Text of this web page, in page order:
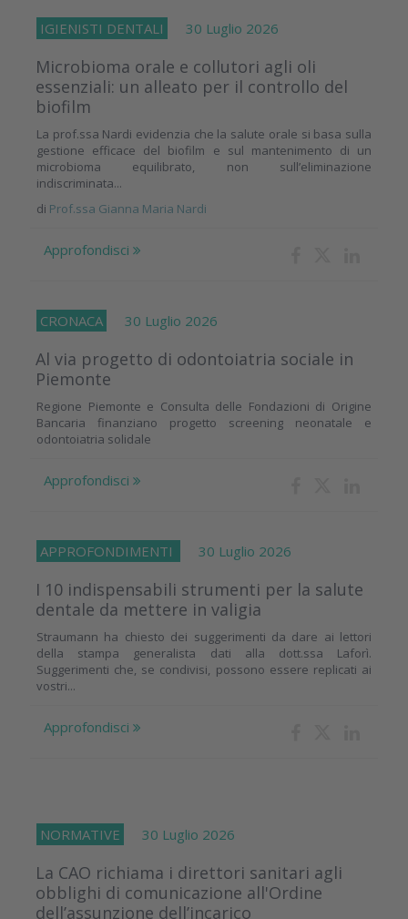
IGIENISTI DENTALI 30 Luglio 2026
Microbioma orale e collutori agli oli
essenziali: un alleato per il controllo del
biofilm
La prof.ssa Nardi evidenzia che la salute orale si basa sulla
gestione efficace del biofilm e sul mantenimento di un
microbioma equilibrato, non sull’eliminazione
indiscriminata...
di Prof.ssa Gianna Maria Nardi
Approfondisci
CRONACA 30 Luglio 2026
Al via progetto di odontoiatria sociale in
Piemonte
Regione Piemonte e Consulta delle Fondazioni di Origine
Bancaria finanziano progetto screening neonatale e
odontoiatria solidale
Approfondisci
APPROFONDIMENTI 30 Luglio 2026
I 10 indispensabili strumenti per la salute
dentale da mettere in valigia
Straumann ha chiesto dei suggerimenti da dare ai lettori
della stampa generalista dati alla dott.ssa Laforì.
Suggerimenti che, se condivisi, possono essere replicati ai
vostri...
Approfondisci
NORMATIVE 30 Luglio 2026
La CAO richiama i direttori sanitari agli
obblighi di comunicazione all'Ordine
dell’assunzione dell’incarico